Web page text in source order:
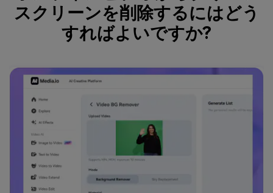
スクリーンを削除するにはどう
すればよいですか?